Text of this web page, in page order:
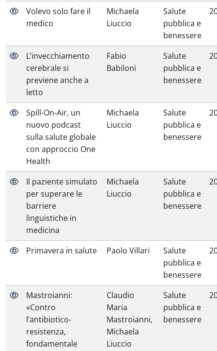
Volevo solo fare il
medico
Michaela
Liuccio
Salute
pubblica e
benessere
L’invecchiamento
cerebrale si
previene anche a
letto
Fabio
Babiloni
Salute
pubblica e
benessere
Spill-On-Air, un
nuovo podcast
sulla salute globale
con approccio One
Health
Michaela
Liuccio
Salute
pubblica e
benessere
Il paziente simulato
per superare le
barriere
linguistiche in
medicina
Michaela
Liuccio
Salute
pubblica e
benessere
Primavera in salute Paolo Villari
Salute
pubblica e
benessere
Mastroianni:
«Contro
l’antibiotico-
resistenza,
fondamentale
Claudio
Maria
Mastroianni,
Michaela
Liuccio
Salute
pubblica e
benessere